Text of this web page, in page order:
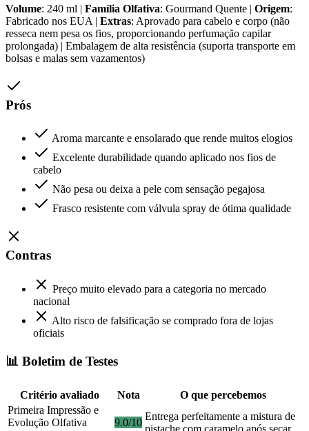
Volume: 240 ml | Família Olfativa: Gourmand Quente | Origem:
Fabricado nos EUA | Extras: Aprovado para cabelo e corpo (não
resseca nem pesa os fios, proporcionando perfumação capilar
prolongada) | Embalagem de alta resistência (suporta transporte em
bolsas e malas sem vazamentos)
Prós
Aroma marcante e ensolarado que rende muitos elogios
Excelente durabilidade quando aplicado nos fios de
cabelo
Não pesa ou deixa a pele com sensação pegajosa
Frasco resistente com válvula spray de ótima qualidade
Contras
Preço muito elevado para a categoria no mercado
nacional
Alto risco de falsificação se comprado fora de lojas
oficiais
📊 Boletim de Testes
Critério avaliado Nota
O que percebemos
Primeira Impressão e
Evolução Olfativa
9.0/10
Entrega perfeitamente a mistura de